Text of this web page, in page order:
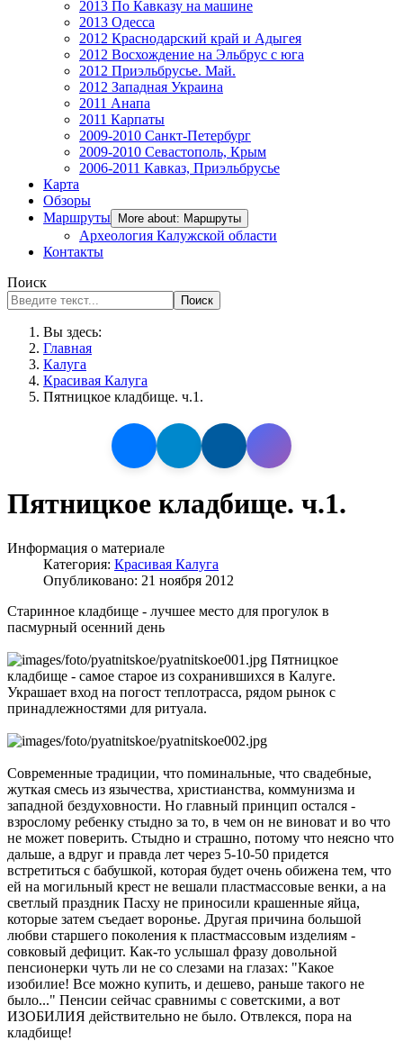
2013 По Кавказу на машине
2013 Одесса
2012 Краснодарский край и Адыгея
2012 Восхождение на Эльбрус с юга
2012 Приэльбрусье. Май.
2012 Западная Украина
2011 Анапа
2011 Карпаты
2009-2010 Санкт-Петербург
2009-2010 Севастополь, Крым
2006-2011 Кавказ, Приэльбрусье
Карта
Обзоры
Маршруты
More about: Маршруты
Археология Калужской области
Контакты
Поиск
Поиск
Вы здесь:
Главная
Калуга
Красивая Калуга
Пятницкое кладбище. ч.1.
Пятницкое кладбище. ч.1.
Информация о материале
Категория: Красивая Калуга
Опубликовано: 21 ноября 2012
Старинное кладбище - лучшее место для прогулок в
пасмурный осенний день
Пятницкое
кладбище - самое старое из сохранившихся в Калуге.
Украшает вход на погост теплотрасса, рядом рынок с
принадлежностями для ритуала.
Современные традиции, что поминальные, что свадебные,
жуткая смесь из язычества, христианства, коммунизма и
западной бездуховности. Но главный принцип остался -
взрослому ребенку стыдно за то, в чем он не виноват и во что
не может поверить. Стыдно и страшно, потому что неясно что
дальше, а вдруг и правда лет через 5-10-50 придется
встретиться с бабушкой, которая будет очень обижена тем, что
ей на могильный крест не вешали пластмассовые венки, а на
светлый праздник Пасху не приносили крашенные яйца,
которые затем съедает воронье. Другая причина большой
любви старшего поколения к пластмассовым изделиям -
совковый дефицит. Как-то услышал фразу довольной
пенсионерки чуть ли не со слезами на глазах: "Какое
изобилие! Все можно купить, и дешево, раньше такого не
было..." Пенсии сейчас сравнимы с советскими, а вот
ИЗОБИЛИЯ действительно не было. Отвлекся, пора на
кладбище!